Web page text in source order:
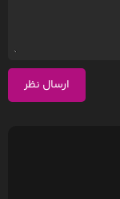
ارسال نظر